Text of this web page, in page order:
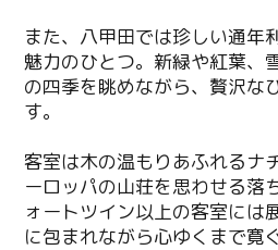
また、八甲田では珍しい通年
魅力のひとつ。新緑や紅葉、
の四季を眺めながら、贅沢な
す。
客室は木の温もりあふれるナ
ーロッパの山荘を思わせる落
ォートツイン以上の客室には
に包まれながら心ゆくまで寛